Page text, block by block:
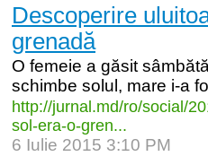
Descoperire
grenadă
O femeie a găsit
schimbe solul, mare i-a
http://jurnal.md/ro/social/
sol-era-o-gren...
6 Iulie 2015 3:10 PM